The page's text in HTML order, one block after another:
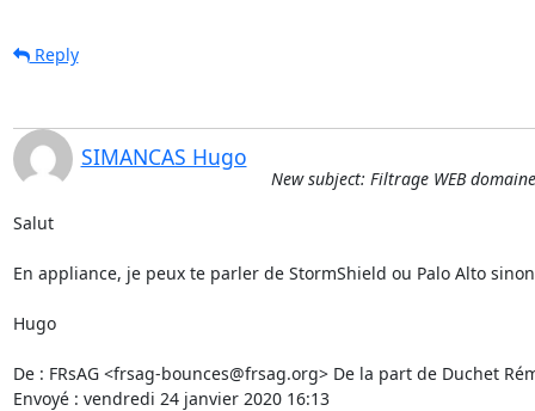
Reply
SIMANCAS Hugo
New subject: Filtrage WEB
Salut
En appliance, je peux te parler de StormShield ou Palo Alto
Hugo
De : FRsAG <frsag-bounces@frsag.org> De la part de Duchet
Envoyé : vendredi 24 janvier 2020 16:13